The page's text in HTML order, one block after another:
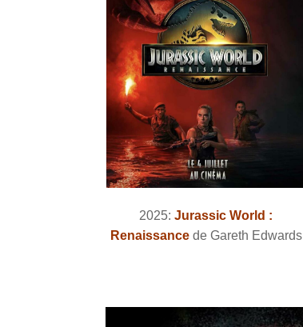
2025:Jurassic World :
Renaissancede Gareth Edwards